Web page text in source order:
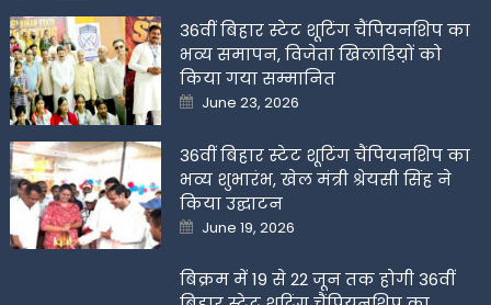
36वीं बिहार स्टेट शूटिंग चैंपियनशिप का
भव्य समापन, विजेता खिलाडिय़ों को
किया गया सम्मानित
Posted
on
June 23, 2026
36वीं बिहार स्टेट शूटिंग चैंपियनशिप का
भव्य शुभारंभ, खेल मंत्री श्रेयसी सिंह ने
किया उद्घाटन
Posted
on
June 19, 2026
बिक्रम में 19 से 22 जून तक होगी 36वीं